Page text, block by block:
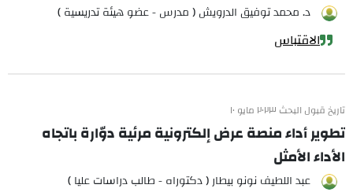
د. محمد توفيق الدرويش ( مدرس - عضو هيئة تدريسية )
الاقتباس
تاريخ قبول البحث ٢٠٢٣ مايو ١٠
تطوير أداء منصة عرض إلكترونية مرئية دوّارة باتجاه
الأداء الأمثل
عبد اللطيف نونو بيطار ( دكتوراه - طالب دراسات عليا )